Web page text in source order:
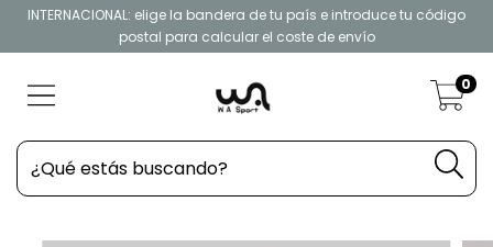
INTERNACIONAL: elige la bandera de tu país e introduce tu código
postal para calcular el coste de envío
0